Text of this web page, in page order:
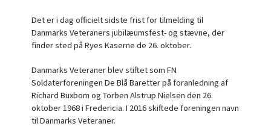
Det er i dag officielt sidste frist for tilmelding til
Danmarks Veteraners jubilæumsfest- og stævne, der
finder sted på Ryes Kaserne de 26. oktober.
Danmarks Veteraner blev stiftet som FN
Soldaterforeningen De Blå Baretter på foranledning af
Richard Buxbom og Torben Alstrup Nielsen den 26.
oktober 1968 i Fredericia. I 2016 skiftede foreningen navn
til Danmarks Veteraner.